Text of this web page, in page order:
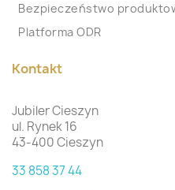
Bezpieczeństwo
Platforma ODR
Kontakt
Jubiler Cieszyn
ul. Rynek 16
43-400 Cieszyn
33 858 37 44